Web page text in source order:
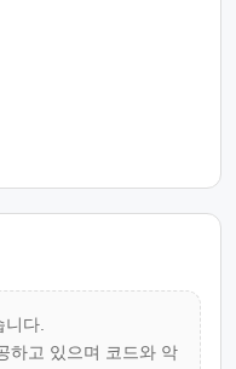
다.
하고 있으며 코드와 악